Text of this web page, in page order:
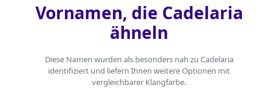
Vornamen, die Cadelaria
ähneln
Diese Namen wurden als besonders nah zu Cadelaria
identifiziert und liefern Ihnen weitere Optionen mit
vergleichbarer Klangfarbe.